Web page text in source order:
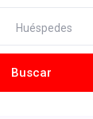
Huéspedes